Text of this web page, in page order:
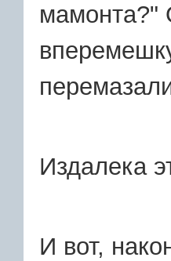
мамонта?"
Издалека
И вот,